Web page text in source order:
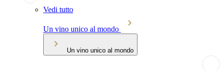
Vedi tutto
Un vino unico al mondo
Un vino unico al mondo